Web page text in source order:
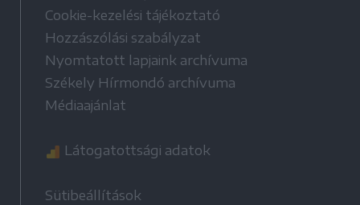
Cookie-kezelési tájékoztató
Hozzászólási szabályzat
Nyomtatott lapjaink archívuma
Székely Hírmondó archívuma
Médiaajánlat
Látogatottsági adatok
Sütibeállítások